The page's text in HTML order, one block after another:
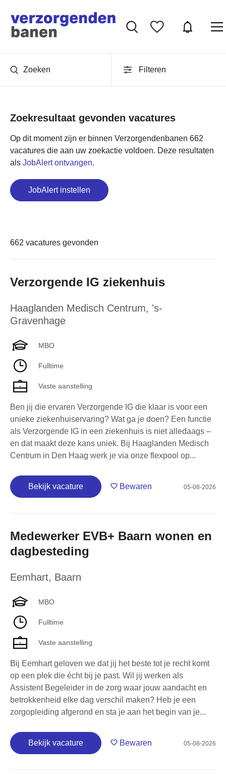
Zoeken Filteren
Zoekresultaat gevonden vacatures
Op dit moment zijn er binnen Verzorgendenbanen 662
vacatures die aan uw zoekactie voldoen. Deze resultaten
als JobAlert ontvangen.
JobAlert instellen
662 vacatures gevonden
Verzorgende IG ziekenhuis
Haaglanden Medisch Centrum, 's-
Gravenhage
MBO
Fulltime
Vaste aanstelling
Ben jij die ervaren Verzorgende IG die klaar is voor een
unieke ziekenhuiservaring? Wat ga je doen? Een functie
als Verzorgende IG in een ziekenhuis is niet alledaags –
en dat maakt deze kans uniek. Bij Haaglanden Medisch
Centrum in Den Haag werk je via onze flexpool op...
Bekijk vacature Bewaren 05-08-2026
Medewerker EVB+ Baarn wonen en
dagbesteding
Eemhart, Baarn
MBO
Fulltime
Vaste aanstelling
Bij Eemhart geloven we dat jij het beste tot je recht komt
op een plek die écht bij je past. Wil jij werken als
Assistent Begeleider in de zorg waar jouw aandacht en
betrokkenheid elke dag verschil maken? Heb je een
zorgopleiding afgerond en sta je aan het begin van je...
Bekijk vacature Bewaren 05-08-2026